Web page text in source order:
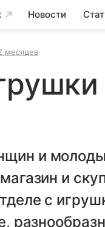
Новости
месяцев
и
и
с